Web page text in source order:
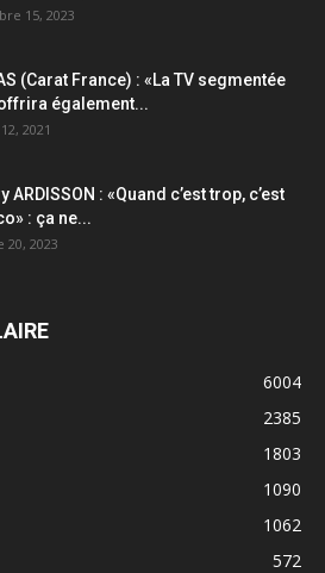
15, 2023
(Carat France) : «La TV segmentée
également...
2021
ARDISSON : «Quand c’est trop, c’est
: ça ne...
20, 2023
6004
2385
1803
1090
1062
572